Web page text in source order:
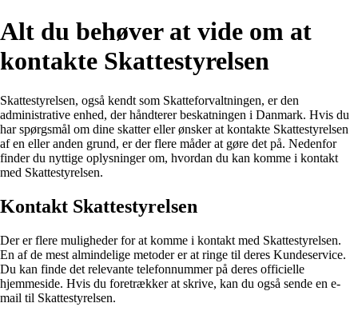
Alt du behøver at vide om at
kontakte Skattestyrelsen
Skattestyrelsen, også kendt som Skatteforvaltningen, er den
administrative enhed, der håndterer beskatningen i Danmark. Hvis du
har spørgsmål om dine skatter eller ønsker at kontakte Skattestyrelsen
af en eller anden grund, er der flere måder at gøre det på. Nedenfor
finder du nyttige oplysninger om, hvordan du kan komme i kontakt
med Skattestyrelsen.
Kontakt Skattestyrelsen
Der er flere muligheder for at komme i kontakt med Skattestyrelsen.
En af de mest almindelige metoder er at ringe til deres Kundeservice.
Du kan finde det relevante telefonnummer på deres officielle
hjemmeside. Hvis du foretrækker at skrive, kan du også sende en e-
mail til Skattestyrelsen.